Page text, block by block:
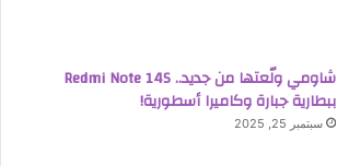
شاومي ولّعتها من جديد.. Redmi Note 14S
ببطارية جبارة وكاميرا أسطورية!
سبتمبر 25, 2025